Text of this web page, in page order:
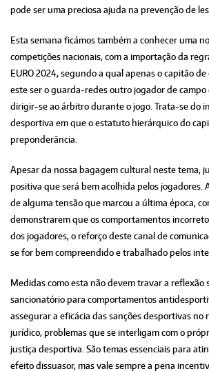
pode ser uma preciosa ajuda na prevenção de
Esta semana ficámos também a conhecer uma
competições nacionais, com a importação da
EURO 2024, segundo a qual apenas o capitão
este ser o guarda-redes outro jogador de
dirigir-se ao árbitro durante o jogo. Trata-se do
desportiva em que o estatuto hierárquico do
preponderância.
Apesar da nossa bagagem cultural neste tema,
positiva que será bem acolhida pelos jogadores.
de alguma tensão que marcou a última época,
demonstrarem que os comportamentos
dos jogadores, o reforço deste canal de
se for bem compreendido e trabalhado pelos
Medidas como esta não devem travar a reflexão
sancionatório para comportamentos
assegurar a eficácia das sanções desportivas no
jurídico, problemas que se interligam com o
justiça desportiva. São temas essenciais para
efeito dissuasor, mas vale sempre a pena